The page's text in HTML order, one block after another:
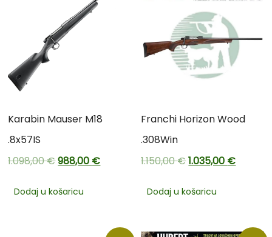
Karabin Mauser M18
.8x57IS
1.098,00€988,00 €
Dodaj u košaricu
Franchi Horizon Wood
.308Win
1.150,00€1.035,00 €
Dodaj u košaricu